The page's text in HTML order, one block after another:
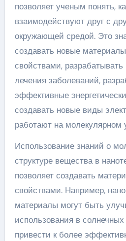
позволяет ученым понять,
взаимодействуют друг с
окружающей средой. Это
создавать новые
свойствами,
лечения заболеваний,
эффективные
создавать новые виды
работают на молекулярном
Использование знаний о
структуре вещества в
позволяет создавать
свойствами. Например,
материалы могут быть
использования в
привести к более